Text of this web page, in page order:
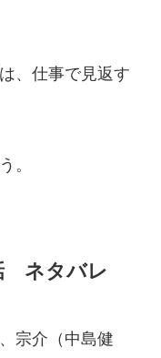
、仕事で見返す
。
ネタバレ
宗介（中島健